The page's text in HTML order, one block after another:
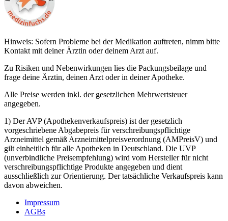
Hinweis: Sofern Probleme bei der Medikation auftreten, nimm bitte
Kontakt mit deiner Ärztin oder deinem Arzt auf.
Zu Risiken und Nebenwirkungen lies die Packungsbeilage und
frage deine Ärztin, deinen Arzt oder in deiner Apotheke.
Alle Preise werden inkl. der gesetzlichen Mehrwertsteuer
angegeben.
1) Der AVP (Apothekenverkaufspreis) ist der gesetzlich
vorgeschriebene Abgabepreis für verschreibungspflichtige
Arzneimittel gemäß Arzneimittelpreisverordnung (AMPreisV) und
gilt einheitlich für alle Apotheken in Deutschland. Die UVP
(unverbindliche Preisempfehlung) wird vom Hersteller für nicht
verschreibungspflichtige Produkte angegeben und dient
ausschließlich zur Orientierung. Der tatsächliche Verkaufspreis kann
davon abweichen.
Impressum
AGBs